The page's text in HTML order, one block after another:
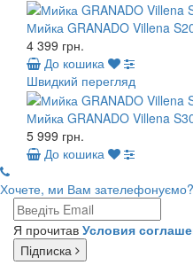
Мийка GRANADO Villena
4 399 грн.
До кошика
Швидкий перегляд
Мийка GRANADO Villena
5 999 грн.
До кошика
Хочете, ми Вам зателефонуємо?
Я прочитав Условия
Підписка